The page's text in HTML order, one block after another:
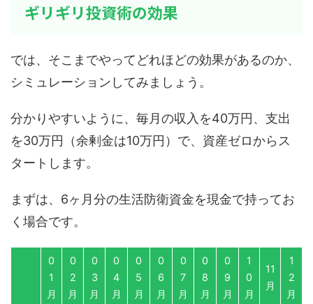
ギリギリ投資術の効果
では、そこまでやってどれほどの効果があるのか、
シミュレーションしてみましょう。
分かりやすいように、毎月の収入を40万円、支出
を30万円（余剰金は10万円）で、資産ゼロからス
タートします。
まずは、6ヶ月分の生活防衛資金を現金で持ってお
く場合です。
0
1
月
0
2
月
0
3
月
0
4
月
0
5
月
0
6
月
0
7
月
0
8
月
0
9
月
1
0
月
11
月
1
2
月